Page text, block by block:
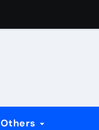
Others